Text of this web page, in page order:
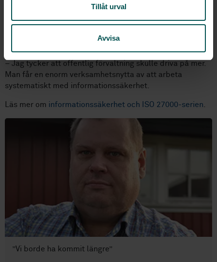
Tillåt urval
Avvisa
kommit längre, säger han.
Det är heller ännu inte särskilt vanligt att certifiering mot
– Jag tycker att offentlig förvaltning skulle driva på mer.
Man får en enorm verksamhetsnytta av att arbeta
systematiskt med informationssäkerhet.
Läs mer om informationssäkerhet och ISO 27000-serien
”Vi borde ha kommit längre”